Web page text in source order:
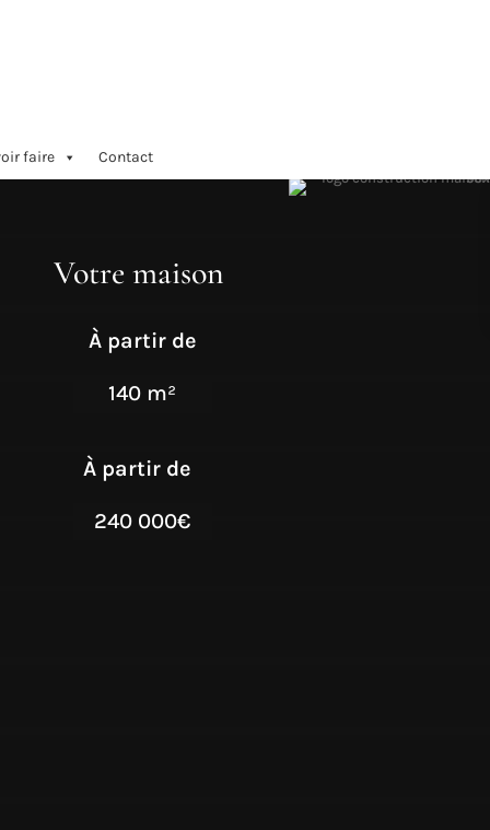
faire Contact
Votre maison
À partir de
140 m²
À partir de
240 000€